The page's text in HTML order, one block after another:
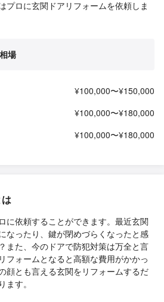
プロに玄関ドアリフォームを依頼しま
場
¥100,000〜¥150,000
¥100,000〜¥180,000
¥100,000〜¥180,000
に依頼することができます。最近玄関
なったり、鍵が閉めづらくなったと感
また、今のドアで防犯対策は万全と言
フォームとなると高額な費用がかかっ
顔とも言える玄関をリフォームするだ
す。